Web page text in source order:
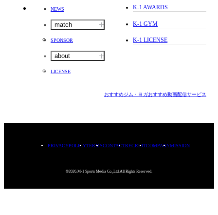
NEWS
match
SPONSOR
about
LICENSE
K-1 AWARDS
K-1 GYM
K-1 LICENSE
おすすめジム・ヨガおすすめ動画配信サービス
PRIVACYPOLICYTERMSCONTACTRECRUITCOMPANYMISSION
©2026.M-1 Sports Media Co.,Ltd.All Rights Reserved.